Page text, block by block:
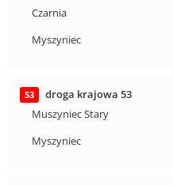
Czarnia
Myszyniec
53
droga krajowa 53
Muszyniec Stary
Myszyniec